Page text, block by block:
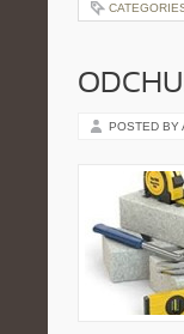
POSTED BY